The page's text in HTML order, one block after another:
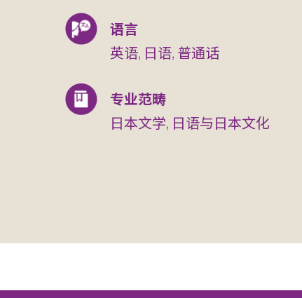
语言
英语, 日语, 普通话
专业范畴
日本文学, 日语与日本文化